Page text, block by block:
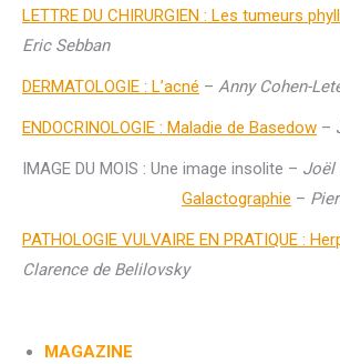
LETTRE DU CHIRURGIEN : Les tumeurs
Eric Sebban
DERMATOLOGIE : L’acné – Anny Cohen-
ENDOCRINOLOGIE : Maladie de Basedow –
IMAGE DU MOIS : Une image insolite – Joël
Galactographie –
PATHOLOGIE VULVAIRE EN PRATIQUE :
Clarence de Belilovsky
MAGAZINE